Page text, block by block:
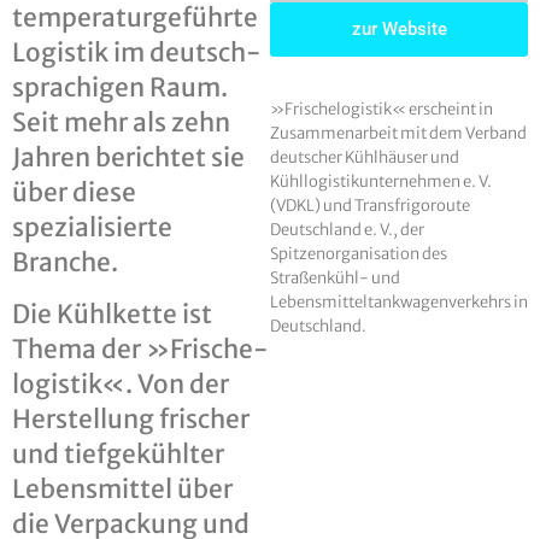
temperaturgeführte
Logistik im deutsch­
sprachigen Raum.
Seit mehr als zehn
Jahren berichtet sie
über diese
spezialisierte
Branche.
Die Kühlkette ist
Thema der »Frische­
logistik«. Von der
Herstellung frischer
und tiefgekühlter
Lebensmittel über
die Verpackung und
zur Website
»Frische­logistik« erscheint in
Zusammen­arbeit mit dem Verband
deutscher Kühlhäuser und
Kühllogistikunternehmen e. V.
(VDKL) und Transfrigoroute
Deutschland e. V., der
Spitzenorganisation des
Straßenkühl- und
Lebensmitteltankwagenverkehrs in
Deutschland.